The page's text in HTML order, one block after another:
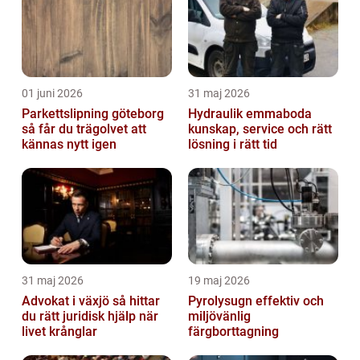
01 juni 2026
Parkettslipning göteborg
så får du trägolvet att
kännas nytt igen
31 maj 2026
Hydraulik emmaboda
kunskap, service och rätt
lösning i rätt tid
31 maj 2026
Advokat i växjö så hittar
du rätt juridisk hjälp när
livet krånglar
19 maj 2026
Pyrolysugn effektiv och
miljövänlig
färgborttagning